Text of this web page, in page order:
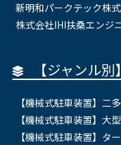
新明和パークテック株
株式会社IHI扶桑エンジ
【ジャンル
【機械式駐車装置】二
【機械式駐車装置】大
【機械式駐車装置】タ